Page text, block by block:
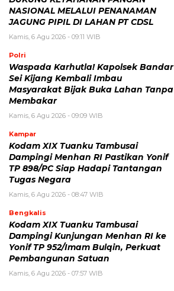
NASIONAL MELALUI PENANAMAN
JAGUNG PIPIL DI LAHAN PT CDSL
Kamis, 6 Agu 2026 - 09:11 WIB
Polri
Waspada Karhutla! Kapolsek Bandar
Sei Kijang Kembali Imbau
Masyarakat Bijak Buka Lahan Tanpa
Membakar
Kamis, 6 Agu 2026 - 09:09 WIB
Kampar
Kodam XIX Tuanku Tambusai
Dampingi Menhan RI Pastikan Yonif
TP 898/PC Siap Hadapi Tantangan
Tugas Negara
Kamis, 6 Agu 2026 - 08:47 WIB
Bengkalis
Kodam XIX Tuanku Tambusai
Dampingi Kunjungan Menhan RI ke
Yonif TP 952/Imam Bulqin, Perkuat
Pembangunan Satuan
Kamis, 6 Agu 2026 - 07:57 WIB